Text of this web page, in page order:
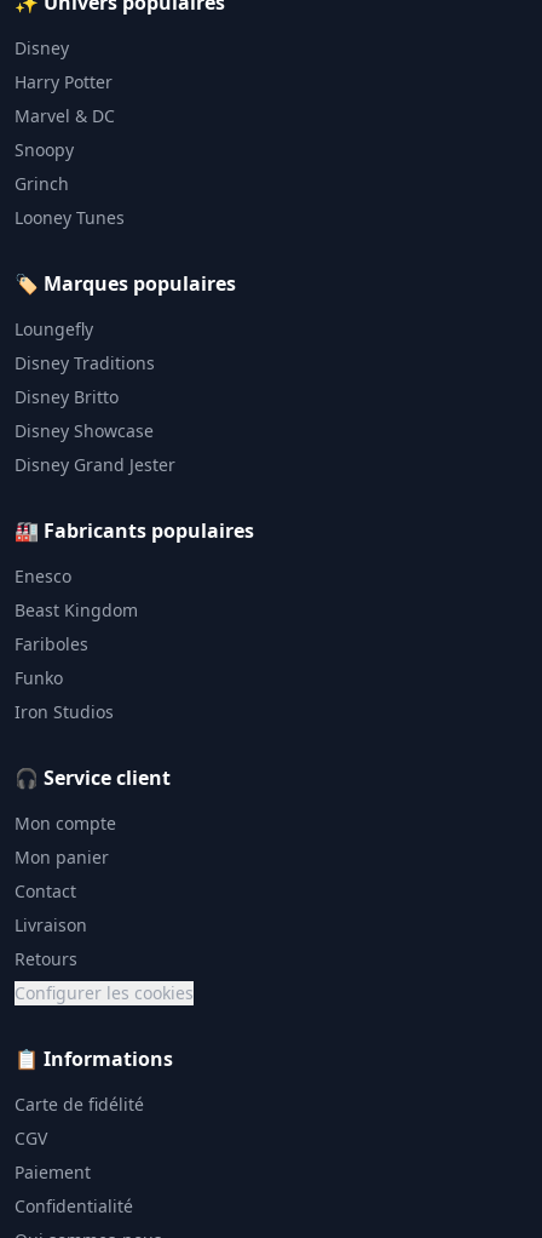
Disney
Harry Potter
Marvel & DC
Snoopy
Grinch
Looney Tunes
🏷️ Marques populaires
Loungefly
Disney Traditions
Disney Britto
Disney Showcase
Disney Grand Jester
🏭 Fabricants populaires
Enesco
Beast Kingdom
Fariboles
Funko
Iron Studios
🎧 Service client
Mon compte
Mon panier
Contact
Livraison
Retours
Configurer les cookies
📋 Informations
Carte de fidélité
CGV
Paiement
Confidentialité